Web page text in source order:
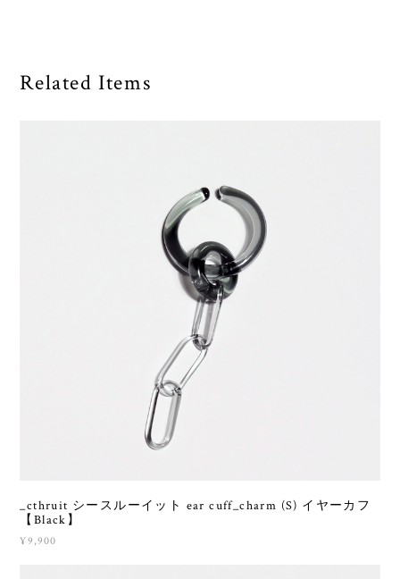
Related Items
_cthruit シースルーイット ear cuff_charm (S) イヤーカフ
【Black】
¥9,900